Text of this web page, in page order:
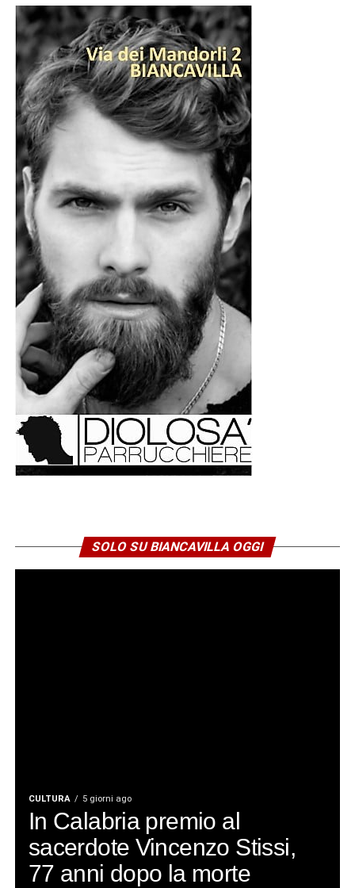
SOLO SU BIANCAVILLA OGGI
CULTURA 5 giorni ago
In Calabria premio al
sacerdote Vincenzo Stissi,
77 anni dopo la morte